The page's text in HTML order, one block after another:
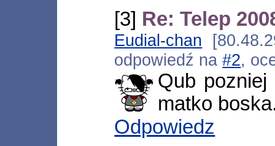
[3] Re: Telep
Eudial-chan
odpowiedź na#2,
Qub pozniej
matko
Odpowiedz